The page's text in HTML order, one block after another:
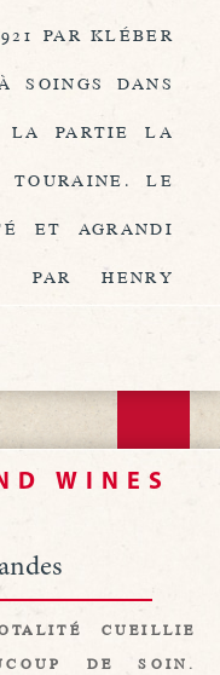
PAR KLÉBER
SOINGS DANS
LA PARTIE LA
TOURAINE. LE
ET AGRANDI
PAR HENRY
WINES
CUEILLIE
DE SOIN.